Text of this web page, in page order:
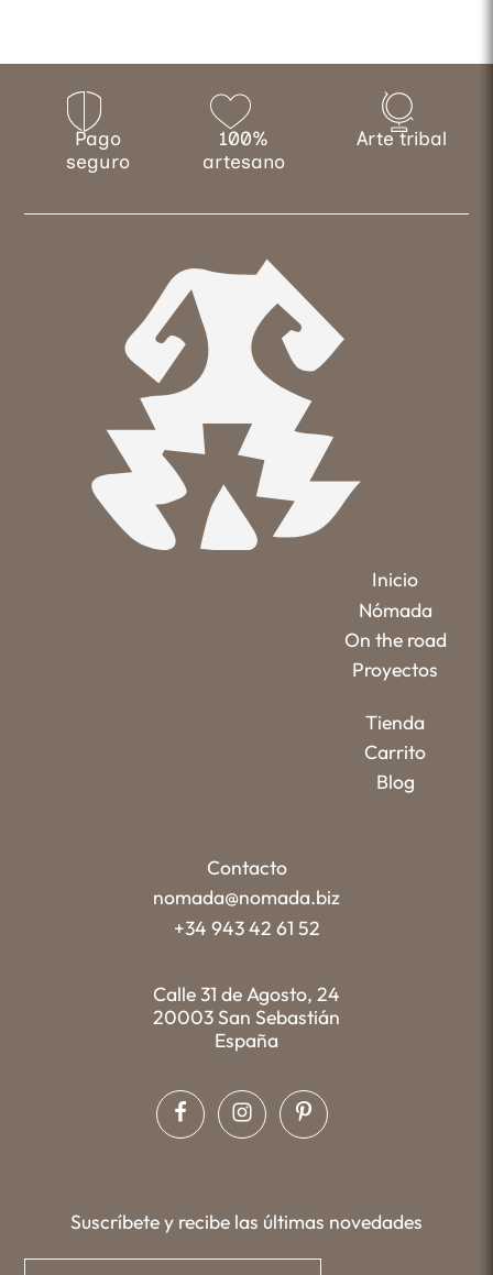
Pago
seguro
100%
artesano
Arte tribal
Inicio
Nómada
On the road
Proyectos
Tienda
Carrito
Blog
Contacto
nomada@nomada.biz
+34 943 42 61 52
Calle 31 de Agosto, 24
20003 San Sebastián
España
Suscríbete y recibe las últimas novedades